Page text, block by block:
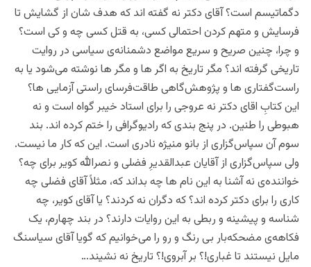
دگماتیسم است؟ آقای دکتر نه گفته اند که هدف شان از گشایش تا
فرسایش و متهم کردن احتمالی کسی، به قتل کسی چه و کی است؟
‌و چرا، چنین صریح و سریع مواضع دشمنانه‌ی سیاسی در روایت
تاریخی گرفته اند؟ مگر تاریخ به اگر ها و مگر ها نوشته می‌شود یا به
راست‌گفتاری ها ‌و پژوهش‌گاهی طاقت‌فرسای راستی آزمایی ها؟
این کتابِ اقای دکتر نه عروجی را برای استاد خیبر گواه است و نه
هبوطی را طنین. در پنج بندی که رادیوگرافی را ختم کرده اند. بند
سوم آن سپاس‌گزاری از بانو منیژه نادری است. این که کار ما نیست.
ولی سپاس‌گزاری از آقایان عبدالقدیرِ فضلی و نصرالله کویر برای چه؟
خواننده‌ی نه آشنا به این نام ها چه بداند که، مثلاً آقای فضلی چه
کاری را برای دکتر کرده اند؟ که دگران نه کردند؟ یا آقای کویر، چه
شناسه و پیشینه و ربطی به این روایات دارند؟ در بند چهارم، یک
فکاهه‌ی مضحکه‌بار بی رنگ و رو را می‌خوانیم که گویا آقای سیاسنگ
مایل نیستند تا غباری!؟ بر آبروی!؟ تاریخ نه نشیند…